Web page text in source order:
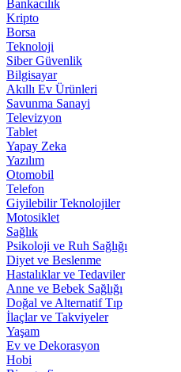
Bankacılık
Kripto
Borsa
Teknoloji
Siber Güvenlik
Bilgisayar
Akıllı Ev Ürünleri
Savunma Sanayi
Televizyon
Tablet
Yapay Zeka
Yazılım
Otomobil
Telefon
Giyilebilir Teknolojiler
Motosiklet
Sağlık
Psikoloji ve Ruh Sağlığı
Diyet ve Beslenme
Hastalıklar ve Tedaviler
Anne ve Bebek Sağlığı
Doğal ve Alternatif Tıp
İlaçlar ve Takviyeler
Yaşam
Ev ve Dekorasyon
Hobi